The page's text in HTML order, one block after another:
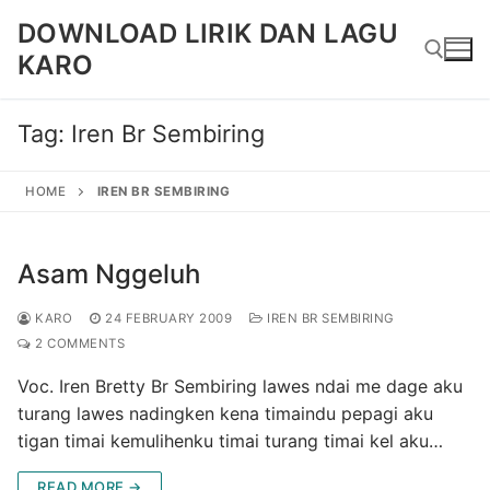
content
DOWNLOAD LIRIK DAN LAGU
KARO
Search for:
Tag: Iren Br Sembiring
HOME IREN BR SEMBIRING
Asam Nggeluh
KARO 24 FEBRUARY 2009
IREN BR SEMBIRING
2 COMMENTS
Voc. Iren Bretty Br Sembiring lawes ndai me dage aku
turang lawes nadingken kena timaindu pepagi aku
tigan timai kemulihenku timai turang timai kel aku…